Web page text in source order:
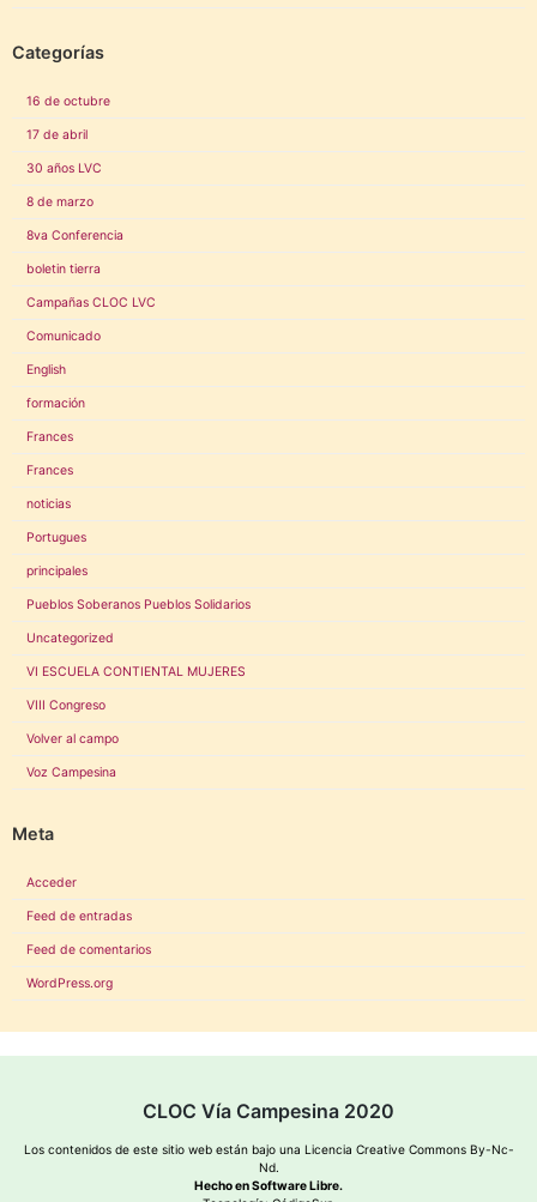
Categorías
16 de octubre
17 de abril
30 años LVC
8 de marzo
8va Conferencia
boletin tierra
Campañas CLOC LVC
Comunicado
English
formación
Frances
Frances
noticias
Portugues
principales
Pueblos Soberanos Pueblos Solidarios
Uncategorized
VI ESCUELA CONTIENTAL MUJERES
VIII Congreso
Volver al campo
Voz Campesina
Meta
Acceder
Feed de entradas
Feed de comentarios
WordPress.org
CLOC Vía Campesina 2020
Los contenidos de este sitio web están bajo una Licencia Creative Commons By-Nc-
Nd.
Hecho en Software Libre.